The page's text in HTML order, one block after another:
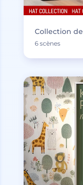
Collection
6 scènes